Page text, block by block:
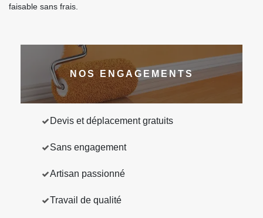
faisable sans frais.
NOS ENGAGEMENTS
Devis et déplacement gratuits
Sans engagement
Artisan passionné
Travail de qualité